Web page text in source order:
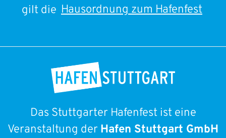
gilt die Hausordnung zum Hafenfest
Das Stuttgarter Hafenfest ist eine
Veranstaltung der Hafen Stuttgart GmbH